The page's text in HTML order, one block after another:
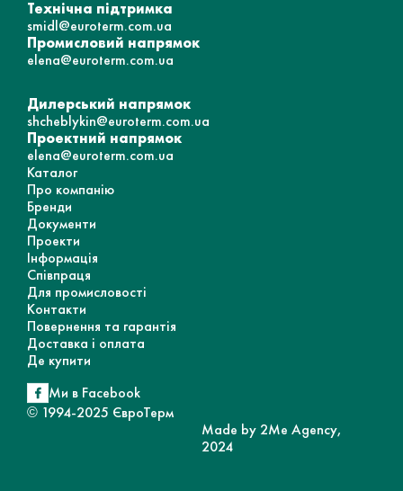
Технічна підтримка
smidl@euroterm.com.ua
Промисловий напрямок
elena@euroterm.com.ua
Дилерський напрямок
shcheblykin@euroterm.com.ua
Проектний напрямок
elena@euroterm.com.ua
Каталог
Про компанію
Бренди
Документи
Проекти
Інформація
Співпраця
Для промисловості
Контакти
Повернення та гарантія
Доставка і оплата
Де купити
Ми в Facebook
© 1994-2025 ЄвроТерм
Made by 2Me Agency,
2024